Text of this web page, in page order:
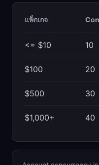
แพ็กเกจ
<= $10 10
$100 20
$500 30
$1,000+ 40